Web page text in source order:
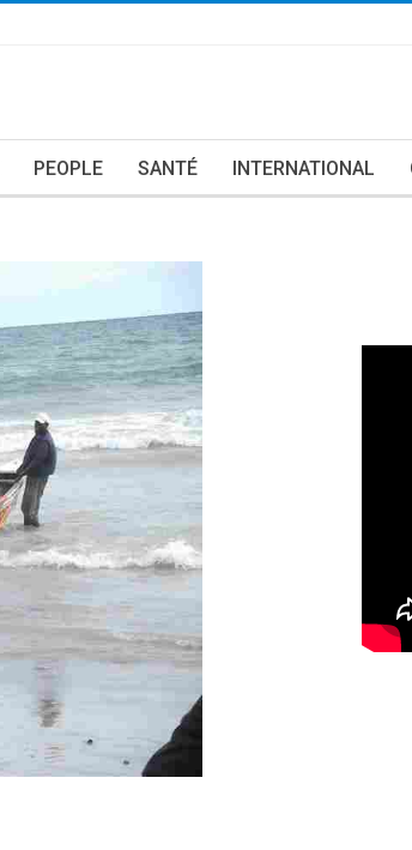
PEOPLE SANTÉ INTERNATIONAL